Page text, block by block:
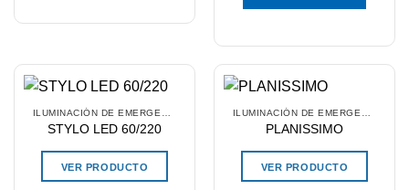
STYLO LED 60/220
VER PRODUCTO
PLANISSIMO
VER PRODUCTO